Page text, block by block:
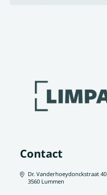
Contact
Dr. Vanderhoeydonckstraat 40
3560 Lummen